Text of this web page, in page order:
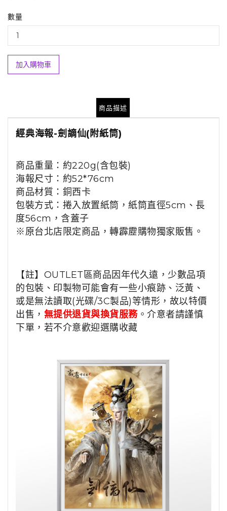
數量
加入購物車
商品描述
經典海報-劍謫仙(附紙筒)
商品重量：約220g(含包裝)
海報尺寸：約52*76cm
商品材質 ：銅西卡
包裝方式：捲入放置紙筒， 紙筒直徑5cm、長
度56cm ，含蓋子
※原台北店限定商品，轉霹靂購物獨家販售。
【註】OUTLET區商品因年代久遠，少數品項
的包裝、印製物可能會有一些小痕跡、泛黃、
或是無法讀取(光碟/3C製品)等情形，故以特價
出售， 無提供退貨與換貨服務。介意者請謹慎
下單，若不介意歡迎選購收藏